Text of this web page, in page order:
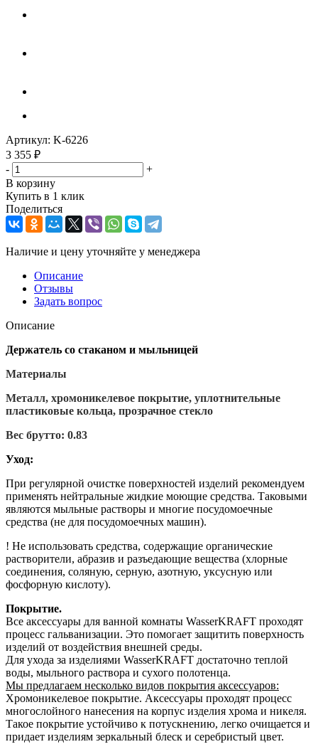
Артикул: K-6226
3 355 ₽
-
+
В корзину
Купить в 1 клик
Поделиться
Наличие и цену уточняйте у менеджера
Описание
Отзывы
Задать вопрос
Описание
Держатель со стаканом и мыльницей
Материалы
Металл, хромоникелевое покрытие, уплотнительные
пластиковые кольца, прозрачное стекло
Вес брутто: 0.83
Уход:
При регулярной очистке поверхностей изделий рекомендуем
применять нейтральные жидкие моющие средства. Таковыми
являются мыльные растворы и многие посудомоечные
средства (не для посудомоечных машин).
! Не использовать средства, содержащие органические
растворители, абразив и разъедающие вещества (хлорные
соединения, соляную, серную, азотную, уксусную или
фосфорную кислоту).
Покрытие.
Все аксессуары для ванной комнаты WasserKRAFT проходят
процесс гальванизации. Это помогает защитить поверхность
изделий от воздействия внешней среды.
Для ухода за изделиями WasserKRAFT достаточно теплой
воды, мыльного раствора и сухого полотенца.
Мы предлагаем несколько видов покрытия аксессуаров:
Хромоникелевое покрытие. Аксессуары проходят процесс
многослойного нанесения на корпус изделия хрома и никеля.
Такое покрытие устойчиво к потускнению, легко очищается и
придает изделиям зеркальный блеск и серебристый цвет.